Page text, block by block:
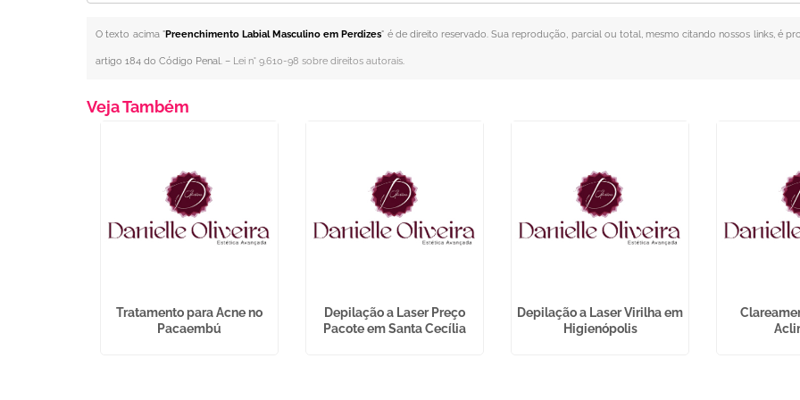
O texto acima "Preenchimento Labial Masculino em Perdizes" é de direito reservado. Sua reprodução, parcial ou total, mesmo citando nossos links, é
artigo 184 do Código Penal. – Lei n° 9.610-98 sobre direitos autorais.
Veja Também
Tratamento para Acne no
Pacaembú
Depilação a Laser Preço
Pacote em Santa Cecília
Depilação a Laser Virilha em
Higienópolis